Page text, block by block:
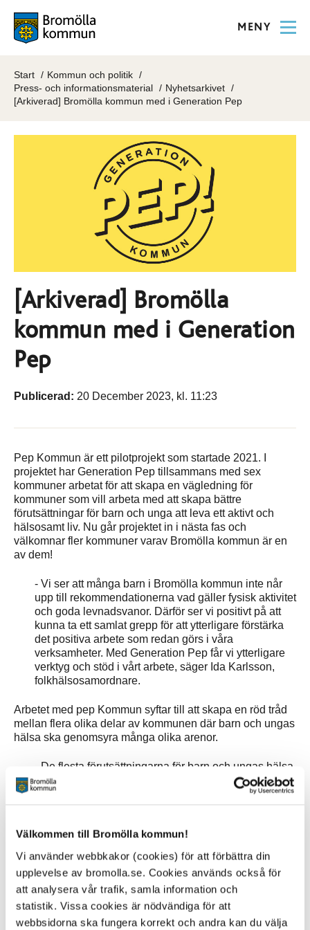
Välkommen till Bromölla kommun!
Vi använder webbkakor (cookies) för att förbättra din
upplevelse av bromolla.se. Cookies används också för
att analysera vår trafik, samla information och
statistik. Vissa cookies är nödvändiga för att
webbsidorna ska fungera korrekt och andra kan du välja
MENY
Start
Kommun och politik
Press- och informationsmaterial
Nyhetsarkivet
[Arkiverad] Bromölla kommun med i Generation Pep
[Arkiverad] Bromölla
kommun med i Generation
Pep
Publicerad: 20 December 2023, kl. 11:23
Pep Kommun är ett pilotprojekt som startade 2021. I
projektet har Generation Pep tillsammans med sex
kommuner arbetat för att skapa en vägledning för
kommuner som vill arbeta med att skapa bättre
förutsättningar för barn och unga att leva ett aktivt och
hälsosamt liv. Nu går projektet in i nästa fas och
välkomnar fler kommuner varav Bromölla kommun är en
av dem!
- Vi ser att många barn i Bromölla kommun inte når
upp till rekommendationerna vad gäller fysisk aktivitet
och goda levnadsvanor. Därför ser vi positivt på att
kunna ta ett samlat grepp för att ytterligare förstärka
det positiva arbete som redan görs i våra
verksamheter. Med Generation Pep får vi ytterligare
verktyg och stöd i vårt arbete, säger Ida Karlsson,
folkhälsosamordnare.
Arbetet med pep Kommun syftar till att skapa en röd tråd
mellan flera olika delar av kommunen där barn och ungas
hälsa ska genomsyra många olika arenor.
- De flesta förutsättningarna för barn och ungas hälsa
skapas lokalt, i våra kommuner. Därför är det
folkhälsoarbete och de främjande insatser som görs i
stort, säger Carolina Klüft verksamhetschef på
Generation Pep.
Generation Pep är en icke vinstdrivande organisation
som arbetar för att sprida kunskap och skapa
engagemang kring barn och ungdomars hälsa.
Kronprinsessparet är initiativtagare till Generation Pep